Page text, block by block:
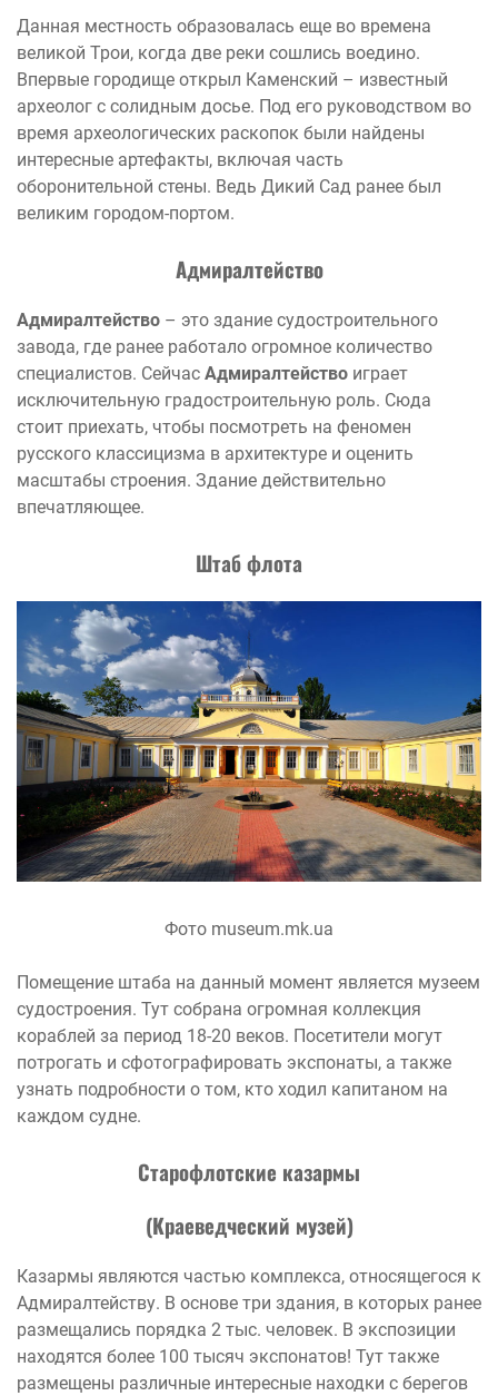
Данная местность образовалась еще во времена
великой Трои, когда две реки сошлись воедино.
Впервые городище открыл Каменский – известный
археолог с солидным досье. Под его руководством во
время археологических раскопок были найдены
интересные артефакты, включая часть
оборонительной стены. Ведь Дикий Сад ранее был
великим городом-портом.
Адмиралтейство
Адмиралтейство – это здание судостроительного
завода, где ранее работало огромное количество
специалистов. Сейчас Адмиралтейство играет
исключительную градостроительную роль. Сюда
стоит приехать, чтобы посмотреть на феномен
русского классицизма в архитектуре и оценить
масштабы строения. Здание действительно
впечатляющее.
Штаб флота
Фото museum.mk.ua
Помещение штаба на данный момент является музеем
судостроения. Тут собрана огромная коллекция
кораблей за период 18-20 веков. Посетители могут
потрогать и сфотографировать экспонаты, а также
узнать подробности о том, кто ходил капитаном на
каждом судне.
Старофлотские казармы
(Краеведческий музей)
Казармы являются частью комплекса, относящегося к
Адмиралтейству. В основе три здания, в которых ранее
размещались порядка 2 тыс. человек. В экспозиции
находятся более 100 тысяч экспонатов! Тут также
размещены различные интересные находки с берегов